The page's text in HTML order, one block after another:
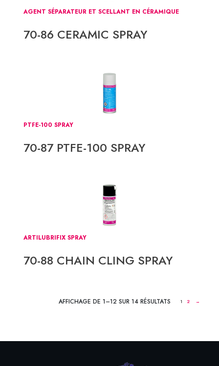
AGENT SÉPARATEUR ET SCELLANT EN CÉRAMIQUE
70-86 CERAMIC SPRAY
PTFE-100 SPRAY
70-87 PTFE-100 SPRAY
ARTILUBRIFIX SPRAY
70-88 CHAIN CLING SPRAY
AFFICHAGE DE 1–12 SUR 14 RÉSULTATS 1 2 →